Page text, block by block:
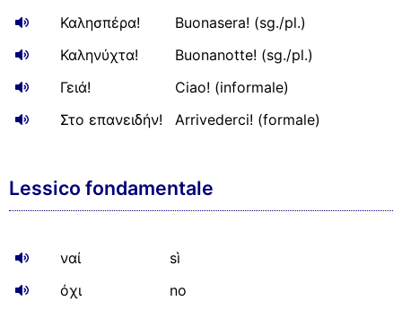
Καλησπέρα!
Buonasera! (sg./pl.)
Καληνύχτα!
Buonanotte! (sg./pl.)
Γειά!
Ciao! (informale)
Στο επανειδήν!
Arrivederci! (formale)
Lessico fondamentale
ναί
sì
όχι
no